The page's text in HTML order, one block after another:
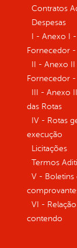
Contratos
Despesas
I - Anexo I
Fornecedor
II - Anexo
Fornecedor
III - Anexo
das Rotas
IV - Rotas
execução
Licitações
Termos
V - Boletins
VI -
contendo